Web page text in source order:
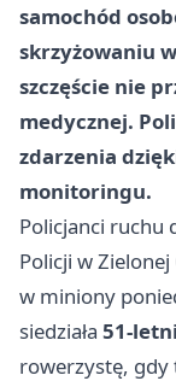
samochód
skrzyżowaniu
szczęście nie
medycznej.
zdarzenia
monitoringu.
Policjanci ruchu
Policji w
w miniony
siedziała 51-
rowerzystę, gdy